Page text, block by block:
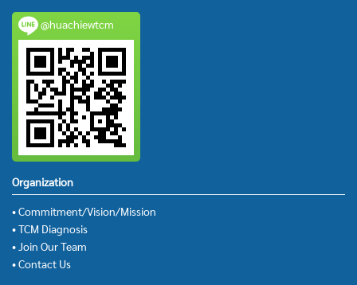
@huachiewtcm
Organization
• Commitment/Vision/Mission
• TCM Diagnosis
• Join Our Team
• Contact Us